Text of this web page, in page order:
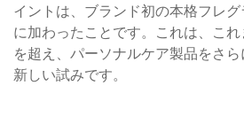
イントは、ブランド初の本格フレ
に加わったことです。これは、こ
を超え、パーソナルケア製品をさ
新しい試みです。